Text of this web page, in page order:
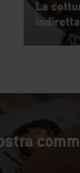
La
indiretta